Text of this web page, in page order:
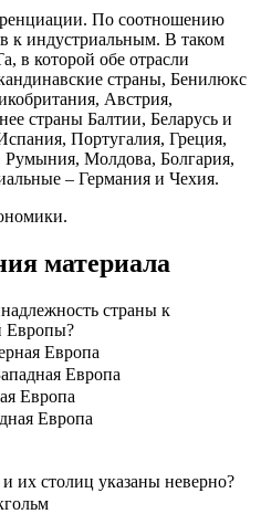
По соотношению
к индустриальным. В таком
в которой обе отрасли
страны, Бенилюкс
Австрия,
страны Балтии, Беларусь и
Португалия, Греция,
Румыния, Молдова, Болгария,
– Германия и Чехия.
материала
страны к
Европы?
Европа
Европа
Европа
Европа
их столиц указаны неверно?